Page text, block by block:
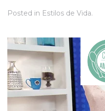
Posted in Estilos de Vida.